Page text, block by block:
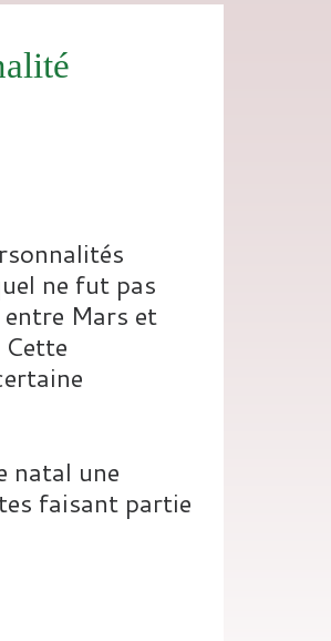
ne fut pas
Mars et
Cette
natal une
faisant partie